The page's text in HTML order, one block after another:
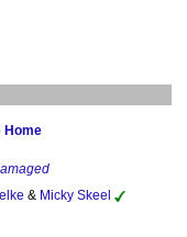
Home
& Micky Skeel